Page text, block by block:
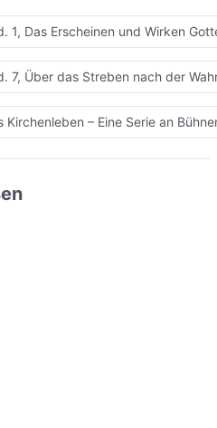
1, Das Erscheinen und Wirken
7, Über das Streben nach der
Kirchenleben – Eine Serie an